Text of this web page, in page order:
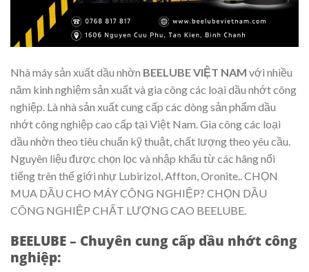
Nhà máy sản xuất dầu nhờn BEELUBE VIỆT NAM với nhiều
năm kinh nghiệm sản xuất và gia công các loại dầu nhớt công
nghiệp. Là nhà sản xuất cung cấp các dòng sản phẩm dầu
nhớt công nghiệp cao cấp tại Việt Nam. Gia công các loại
dầu nhờn theo tiêu chuẩn kỹ thuật, chất lượng theo yêu cầu.
Nguyên liệu được chọn lọc và nhập khẩu từ các hãng nổi
tiếng trên thế giới nhự Lubirizol, Affton, Oronite.. CHỌN
MUA DẦU CHO MÁY CÔNG NGHIỆP? CHỌN DẦU
CÔNG NGHIỆP CHẤT LƯỢNG CAO BEELUBE.
BEELUBE – Chuyên cung cấp dầu nhớt công
nghiệp: